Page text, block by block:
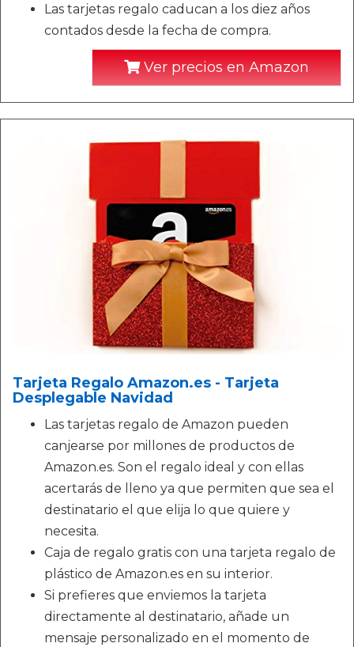
Las tarjetas regalo caducan a los diez años
contados desde la fecha de compra.
Ver precios en Amazon
Tarjeta Regalo Amazon.es - Tarjeta
Desplegable Navidad
Las tarjetas regalo de Amazon pueden
canjearse por millones de productos de
Amazon.es. Son el regalo ideal y con ellas
acertarás de lleno ya que permiten que sea el
destinatario el que elija lo que quiere y
necesita.
Caja de regalo gratis con una tarjeta regalo de
plástico de Amazon.es en su interior.
Si prefieres que enviemos la tarjeta
directamente al destinatario, añade un
mensaje personalizado en el momento de